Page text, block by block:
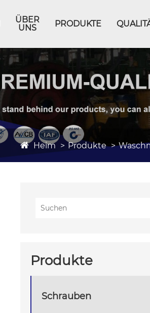
ÜBER
UNS
PRODUKTE
Heim Produkte
Produkte
Schrauben